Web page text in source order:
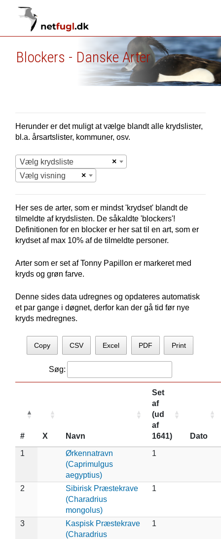
Blockers - Danske Arter
Herunder er det muligt at vælge blandt alle krydslister,
bl.a. årsartslister, kommuner, osv.
×
Vælg krydsliste
×
Vælg visning
Her ses de arter, som er mindst 'krydset' blandt de
tilmeldte af krydslisten. De såkaldte 'blockers'!
Definitionen for en blocker er her sat til en art, som er
krydset af max 10% af de tilmeldte personer.
Arter som er set af Tonny Papillon er markeret med
kryds og grøn farve.
Denne sides data udregnes og opdateres automatisk
et par gange i døgnet, derfor kan der gå tid før nye
kryds medregnes.
Copy CSV Excel PDF Print
Søg:
# X Navn
Set
af
(ud
af
1641)
Dato
1
Ørkennatravn
(Caprimulgus
aegyptius)
1
2
Sibirisk Præstekrave
(Charadrius
mongolus)
1
3
Kaspisk Præstekrave
(Charadrius
1